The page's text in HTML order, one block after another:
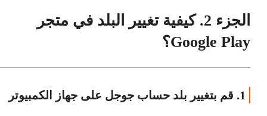
الجزء 2. كيفية تغيير البلد في متجر
Google Play؟
1. قم بتغيير بلد حساب جوجل على جهاز الكمبيوتر